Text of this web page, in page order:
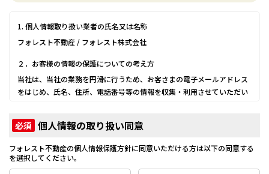
1. 個人情報取り扱い業者の氏名又は名称
フォレスト不動産 / フォレスト株式会社
２．お客様の情報の保護についての考え方
当社は、当社の業務を円滑に行うため、お客さまの電子メールアドレス
をはじめ、氏名、住所、電話番号等の情報を収集・利用させていただい
当社は、これらのお客さまの個人情報（以下「お客さま情報」といいま
す。）の適正な保護を重大な責務と認識し、この責務を果たすために、
(1) お客さま情報に適用される個人情報の保護に関する法律その他の関係
法令を遵守し、適切に取り扱います。また、適宜取扱いの改善に努めま
必須 個人情報の取り扱い同意
フォレスト不動産の個人情報保護方針に同意いただける方は以下の同意する
を選択してください。